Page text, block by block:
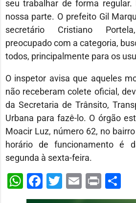
seu trabalhar de forma regular.
nossa parte. O prefeito Gil
secretário Cristiano
preocupado com a categoria,
todos, principalmente para os
O inspetor avisa que aqueles
não receberam colete oficial,
da Secretaria de Trânsito,
Urbana para fazê-lo. O órgão
Moacir Luz, número 62, no
horário de funcionamento é
segunda à sexta-feira.
WhatsApp
Facebook
Twitter
Email
Print